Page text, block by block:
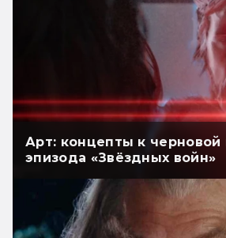
Арт: концепты к черновой
эпизода «Звёздных войн»